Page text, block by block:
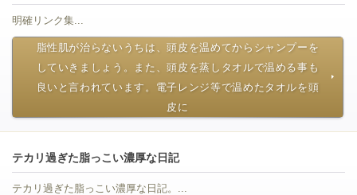
明確リンク集...
脂性肌が治らないうちは、頭皮を温めてからシャンプーを
していきましょう。また、頭皮を蒸しタオルで温める事も
良いと言われています。電子レンジ等で温めたタオルを頭
皮に
テカリ過ぎた脂っこい濃厚な日記
テカリ過ぎた脂っこい濃厚な日記。...